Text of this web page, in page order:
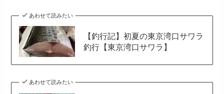
あわせて読みたい
【釣行記】初夏の東京湾口サワラ
釣行【東京湾口サワラ】
あわせて読みたい